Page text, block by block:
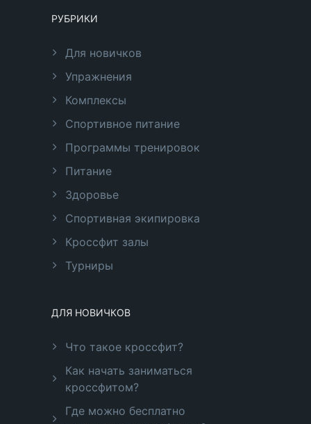
РУБРИКИ
Для новичков
Упражнения
Комплексы
Спортивное питание
Программы тренировок
Питание
Здоровье
Спортивная экипировка
Кроссфит залы
Турниры
ДЛЯ НОВИЧКОВ
Что такое кроссфит?
Как начать заниматься
кроссфитом?
Где можно бесплатно